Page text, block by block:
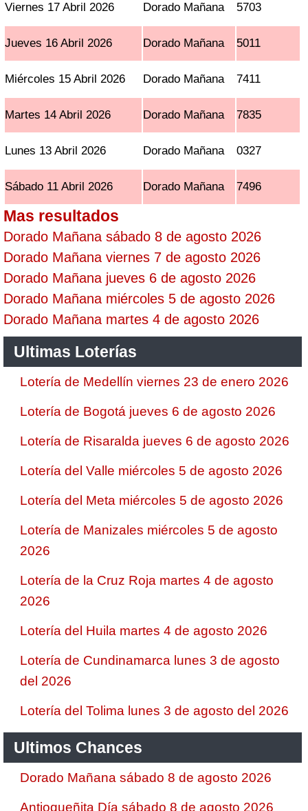
Viernes 17 Abril 2026 Dorado Mañana 5703
Jueves 16 Abril 2026 Dorado Mañana 5011
Miércoles 15 Abril 2026 Dorado Mañana 7411
Martes 14 Abril 2026 Dorado Mañana 7835
Lunes 13 Abril 2026 Dorado Mañana 0327
Sábado 11 Abril 2026 Dorado Mañana 7496
Mas resultados
Dorado Mañana sábado 8 de agosto 2026
Dorado Mañana viernes 7 de agosto 2026
Dorado Mañana jueves 6 de agosto 2026
Dorado Mañana miércoles 5 de agosto 2026
Dorado Mañana martes 4 de agosto 2026
Ultimas Loterías
Lotería de Medellín viernes 23 de enero 2026
Lotería de Bogotá jueves 6 de agosto 2026
Lotería de Risaralda jueves 6 de agosto 2026
Lotería del Valle miércoles 5 de agosto 2026
Lotería del Meta miércoles 5 de agosto 2026
Lotería de Manizales miércoles 5 de agosto
2026
Lotería de la Cruz Roja martes 4 de agosto
2026
Lotería del Huila martes 4 de agosto 2026
Lotería de Cundinamarca lunes 3 de agosto
del 2026
Lotería del Tolima lunes 3 de agosto del 2026
Ultimos Chances
Dorado Mañana sábado 8 de agosto 2026
Antioqueñita Día sábado 8 de agosto 2026